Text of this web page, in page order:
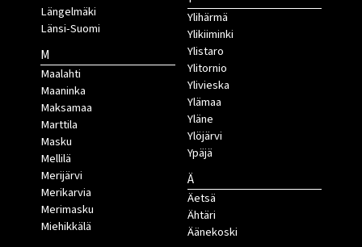
Längelmäki
Länsi-Suomi
M
Maalahti
Maaninka
Maksamaa
Marttila
Masku
Mellilä
Merijärvi
Merikarvia
Merimasku
Miehikkälä
Ylihärmä
Ylikiiminki
Ylistaro
Ylitornio
Ylivieska
Ylämaa
Yläne
Ylöjärvi
Ypäjä
Ä
Äetsä
Ähtäri
Äänekoski